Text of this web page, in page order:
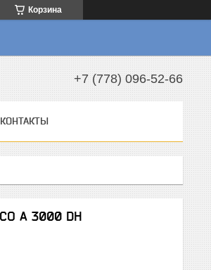
Корзина
+7 (778) 096-52-66
КОНТАКТЫ
A 3000 DH